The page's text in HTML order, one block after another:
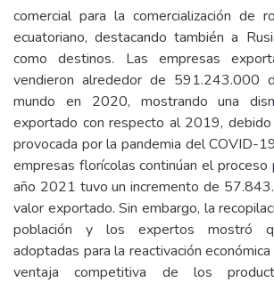
comercial para la comercialización de
ecuatoriano, destacando también a
como destinos. Las empresas
vendieron alrededor de 591.243.000
mundo en 2020, mostrando una
exportado con respecto al 2019, debido
provocada por la pandemia del COVID-
empresas florícolas continúan el proceso
año 2021 tuvo un incremento de
valor exportado. Sin embargo, la
población y los expertos mostró
adoptadas para la reactivación
ventaja competitiva de los